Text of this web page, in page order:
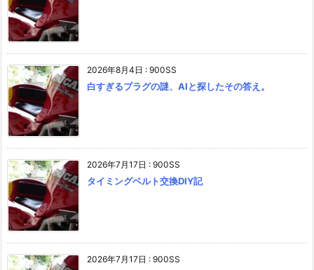
2026年8月4日 : 900SS
白すぎるプラグの謎、AIと探したその答え。
2026年7月17日 : 900SS
タイミングベルト交換DIY記
2026年7月17日 : 900SS